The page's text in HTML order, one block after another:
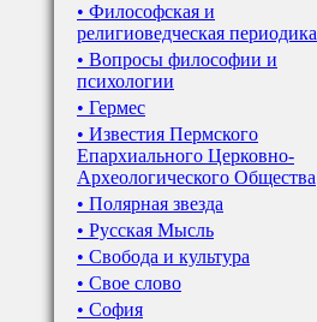
• Философская и
религиоведческая периодика
• Вопросы философии и
психологии
• Гермес
• Известия Пермского
Епархиального Церковно-
Археологического Общества
• Полярная звезда
• Русская Мысль
• Свобода и культура
• Свое слово
• София